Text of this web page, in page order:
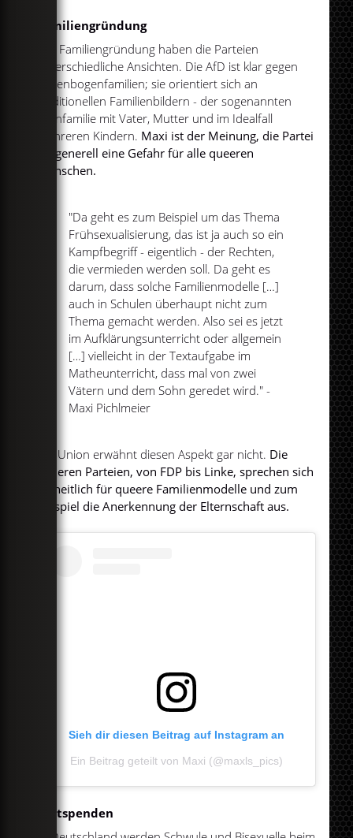
Familiengründung
Zur Familiengründung haben die Parteien
unterschiedliche Ansichten. Die AfD ist klar gegen
Regenbogenfamilien; sie orientiert sich an
traditionellen Familienbildern - der sogenannten
Kernfamilie mit Vater, Mutter und im Idealfall
mehreren Kindern. Maxi ist der Meinung, die Partei
sei generell eine Gefahr für alle queeren
Menschen.
"Da geht es zum Beispiel um das Thema
Frühsexualisierung, das ist ja auch so ein
Kampfbegriff - eigentlich - der Rechten,
die vermieden werden soll. Da geht es
darum, dass solche Familienmodelle […]
auch in Schulen überhaupt nicht zum
Thema gemacht werden. Also sei es jetzt
im Aufklärungsunterricht oder allgemein
[…] vielleicht in der Textaufgabe im
Matheunterricht, dass mal von zwei
Vätern und dem Sohn geredet wird." -
Maxi Pichlmeier
Die Union erwähnt diesen Aspekt gar nicht. Die
anderen Parteien, von FDP bis Linke, sprechen sich
einheitlich für queere Familienmodelle und zum
Beispiel die Anerkennung der Elternschaft aus.
Sieh dir diesen Beitrag auf Instagram an
Ein Beitrag geteilt von Maxi (@maxls_pics)
Blutspenden